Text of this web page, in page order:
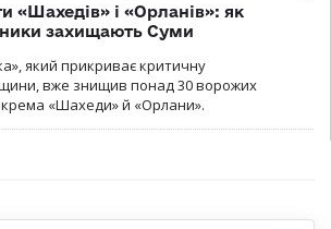
«Шахедів» і «Орланів»: як
захищають Суми
який прикриває критичну
вже знищив понад 30 ворожих
«Шахеди» й «Орлани».